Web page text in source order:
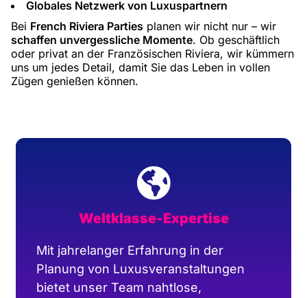
Globales Netzwerk von Luxuspartnern
Bei French Riviera Parties planen wir nicht nur – wir
schaffen unvergessliche Momente. Ob geschäftlich
oder privat an der Französischen Riviera, wir kümmern
uns um jedes Detail, damit Sie das Leben in vollen
Zügen genießen können.
Weltklasse-Expertise
Mit jahrelanger Erfahrung in der
Planung von Luxusveranstaltungen
bietet unser Team nahtlose,